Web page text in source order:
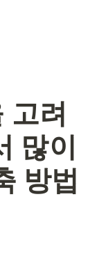
고려
많이
방법